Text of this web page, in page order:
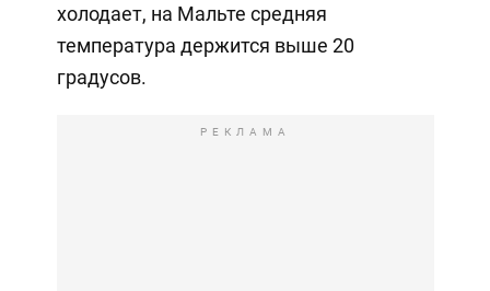
холодает, на Мальте средняя
температура держится выше 20
градусов.
РЕКЛАМА